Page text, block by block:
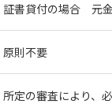
証書貸付の場合 元
原則不要
所定の審査により、